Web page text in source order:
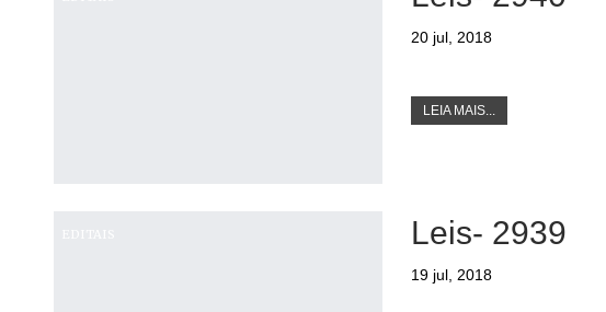
20 jul, 2018
LEIA MAIS...
Leis- 2939
19 jul, 2018